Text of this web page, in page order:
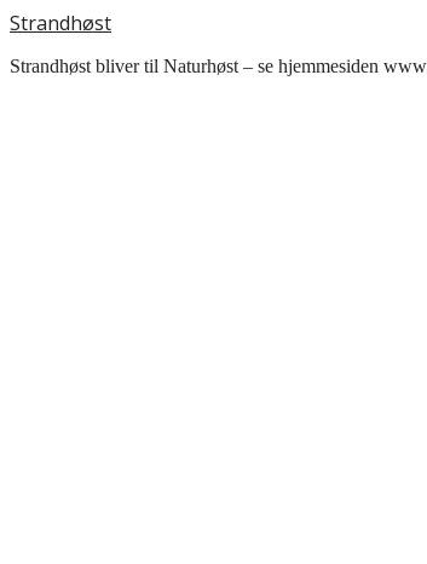
Strandhøst
Strandhøst bliver til Naturhøst – se hjemmesiden